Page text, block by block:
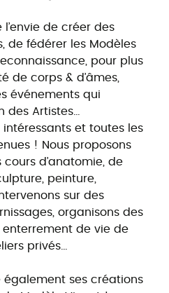
de créer des
de fédérer les Modèles
pour plus
de corps & d’âmes,
événements qui
des Artistes…
intéressants et toutes les
! Nous proposons
d’anatomie, de
peinture,
sur des
organisons des
enterrement de vie de
privés…
également ses créations